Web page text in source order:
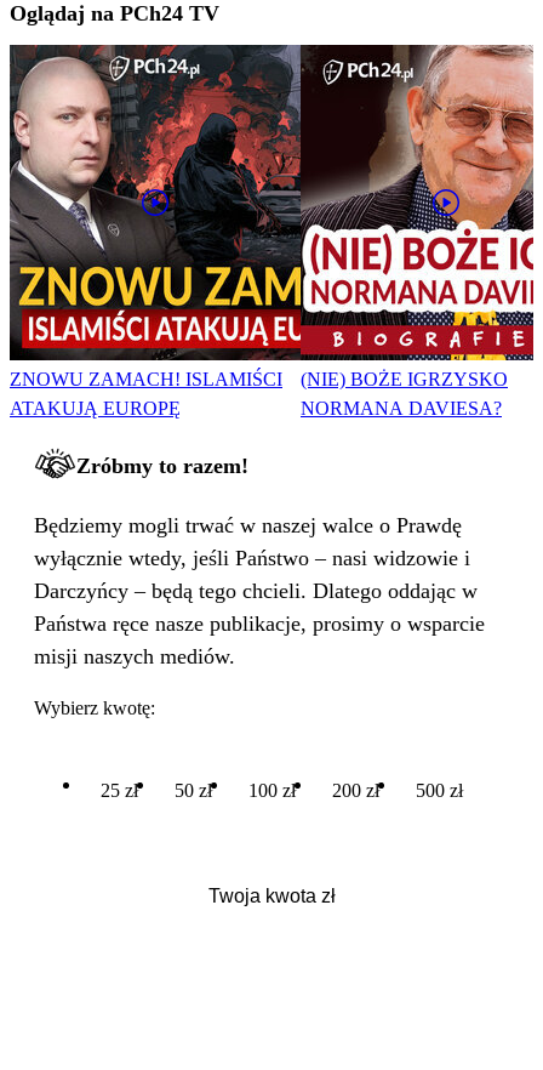
Oglądaj na PCh24 TV
ZNOWU ZAMACH! ISLAMIŚCI
ATAKUJĄ EUROPĘ
(NIE) BOŻE IGRZYSKO
NORMANA DAVIESA?
Zróbmy to razem!
Będziemy mogli trwać w naszej walce o Prawdę
wyłącznie wtedy, jeśli Państwo – nasi widzowie i
Darczyńcy – będą tego chcieli. Dlatego oddając w
Państwa ręce nasze publikacje, prosimy o wsparcie
misji naszych mediów.
Wybierz kwotę:
25 zł 50 zł 100 zł 200 zł 500 zł